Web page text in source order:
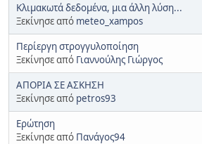
Κλιμακωτά δεδομένα, μια άλλη λύση...
Ξεκίνησε από meteo_xampos
Περίεργη στρογγυλοποίηση
Ξεκίνησε από Γιαννούλης Γιώργος
ΑΠΟΡΙΑ ΣΕ ΑΣΚΗΣΗ
Ξεκίνησε από petros93
Ερώτηση
Ξεκίνησε από Πανάγος94